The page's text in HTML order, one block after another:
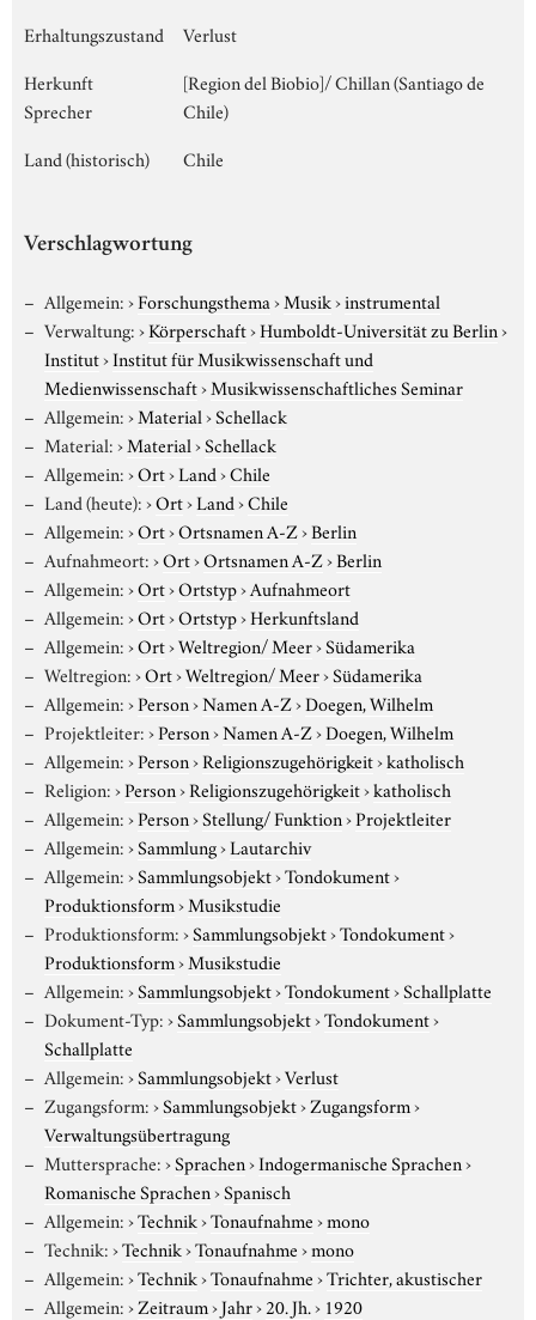
Erhaltungszustand
Verlust
Herkunft
Sprecher
[Region del Biobio]/ Chillan (Santiago de
Chile)
Land (historisch)
Chile
Verschlagwortung
Allgemein:›Forschungsthema›Musik›instrumental
Verwaltung:›Körperschaft›Humboldt-Universität zu Berlin›
Institut›Institut für Musikwissenschaft und
Medienwissenschaft›Musikwissenschaftliches Seminar
Allgemein:›Material›Schellack
Material:›Material›Schellack
Allgemein:›Ort›Land›Chile
Land (heute):›Ort›Land›Chile
Allgemein:›Ort›Ortsnamen A-Z›Berlin
Aufnahmeort:›Ort›Ortsnamen A-Z›Berlin
Allgemein:›Ort›Ortstyp›Aufnahmeort
Allgemein:›Ort›Ortstyp›Herkunftsland
Allgemein:›Ort›Weltregion/ Meer›Südamerika
Weltregion:›Ort›Weltregion/ Meer›Südamerika
Allgemein:›Person›Namen A-Z›Doegen, Wilhelm
Projektleiter:›Person›Namen A-Z›Doegen, Wilhelm
Allgemein:›Person›Religionszugehörigkeit›katholisch
Religion:›Person›Religionszugehörigkeit›katholisch
Allgemein:›Person›Stellung/ Funktion›Projektleiter
Allgemein:›Sammlung›Lautarchiv
Allgemein:›Sammlungsobjekt›Tondokument›
Produktionsform›Musikstudie
Produktionsform:›Sammlungsobjekt›Tondokument›
Produktionsform›Musikstudie
Allgemein:›Sammlungsobjekt›Tondokument›Schallplatte
Dokument-Typ:›Sammlungsobjekt›Tondokument›
Schallplatte
Allgemein:›Sammlungsobjekt›Verlust
Zugangsform:›Sammlungsobjekt›Zugangsform›
Verwaltungsübertragung
Muttersprache:›Sprachen›Indogermanische Sprachen›
Romanische Sprachen›Spanisch
Allgemein:›Technik›Tonaufnahme›mono
Technik:›Technik›Tonaufnahme›mono
Allgemein:›Technik›Tonaufnahme›Trichter, akustischer
Allgemein:›Zeitraum›Jahr›20. Jh.› 1920